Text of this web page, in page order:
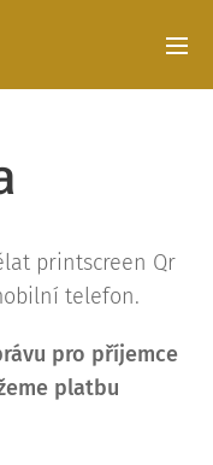
printscreen Qr
telefon.
pro příjemce
platbu